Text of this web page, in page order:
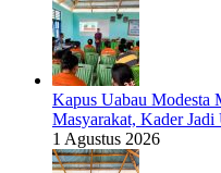
Kapus Uabau Modesta
Masyarakat, Kader
1 Agustus 2026